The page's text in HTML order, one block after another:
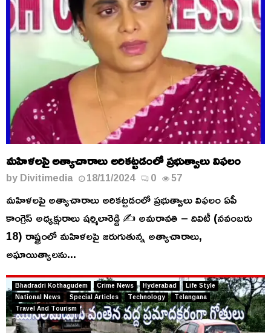
మహిళలపై అత్యాచారాలు అరికట్టడంలో ప్రభుత్వాలు విఫలం
byDivitimedia 18/11/2024 0 57
మహిళలపై అత్యాచారాలు అరికట్టడంలో ప్రభుత్వాలు విఫలం ఏపీ
కాంగ్రెస్ అధ్యక్షురాలు షర్మిలారెడ్డి ✍️ అమరావతి – దివిటీ (నవంబరు
18) రాష్ట్రంలో మహిళలపై జరుగుతున్న అత్యాచారాలు,
అఘాయిత్యాలను...
Bhadradri Kothagudem Crime News Hyderabad
Life Style
National News
Special Articles Technology
Telangana
Travel And Tourism